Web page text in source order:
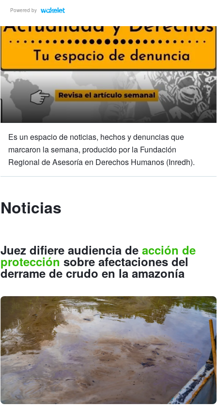
Powered by
Es un espacio de noticias, hechos y denuncias que
marcaron la semana, producido por la Fundación
Regional de Asesoría en Derechos Humanos (Inredh).
Noticias
Juez difiere audiencia de acción de
protección sobre afectaciones del
derrame de crudo en la amazonía